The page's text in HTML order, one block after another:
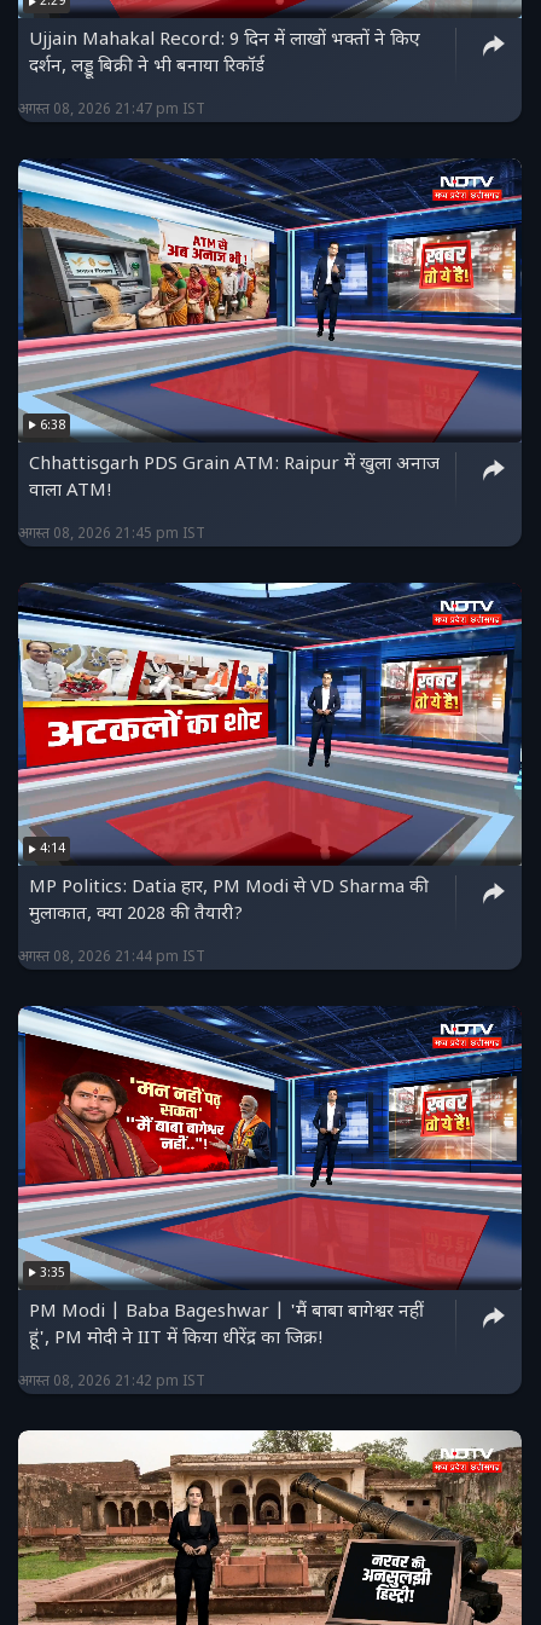
https://www.facebook.com/ndtvmpchhattisgarh/
हमें ट्विटर पर फॉलो करें :
https://twitter.com/NDTVMPCG
Ujjain Mahakal Record: 9 दिन में लाखों भक्तों ने किए
दर्शन, लड्डू बिक्री ने भी बनाया रिकॉर्ड
अगस्त 08, 2026 21:47 pm IST
6:38
Chhattisgarh PDS Grain ATM: Raipur में खुला अनाज
वाला ATM!
अगस्त 08, 2026 21:45 pm IST
4:14
MP Politics: Datia हार, PM Modi से VD Sharma की
मुलाकात, क्या 2028 की तैयारी?
अगस्त 08, 2026 21:44 pm IST
3:35
PM Modi | Baba Bageshwar | 'मैं बाबा बागेश्वर नहीं
हूं', PM मोदी ने IIT में किया धीरेंद्र का जिक्र!
अगस्त 08, 2026 21:42 pm IST